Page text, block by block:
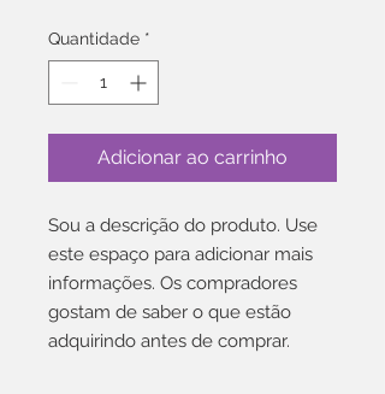
Quantidade *
Adicionar ao carrinho
Sou a descrição do produto. Use
este espaço para adicionar mais
informações. Os compradores
gostam de saber o que estão
adquirindo antes de comprar.